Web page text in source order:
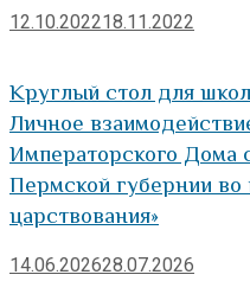
12.10.202218.11.2022
Круглый стол для
Личное
Императорского Дома
Пермской губернии во
царствования»
14.06.202628.07.2026